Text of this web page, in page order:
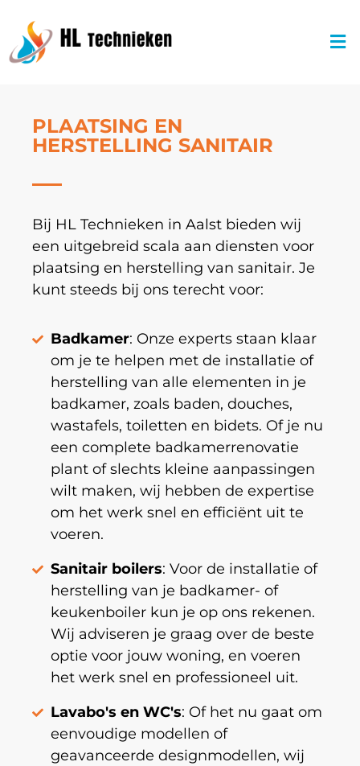
PLAATSING EN
HERSTELLING SANITAIR
Bij HL Technieken in Aalst bieden wij
een uitgebreid scala aan diensten voor
plaatsing en herstelling van sanitair. Je
kunt steeds bij ons terecht voor:
Badkamer: Onze experts staan klaar
om je te helpen met de installatie of
herstelling van alle elementen in je
badkamer, zoals baden, douches,
wastafels, toiletten en bidets. Of je nu
een complete badkamerrenovatie
plant of slechts kleine aanpassingen
wilt maken, wij hebben de expertise
om het werk snel en efficiënt uit te
voeren.
Sanitair boilers: Voor de installatie of
herstelling van je badkamer- of
keukenboiler kun je op ons rekenen.
Wij adviseren je graag over de beste
optie voor jouw woning, en voeren
het werk snel en professioneel uit.
Lavabo's en WC's: Of het nu gaat om
eenvoudige modellen of
geavanceerde designmodellen, wij